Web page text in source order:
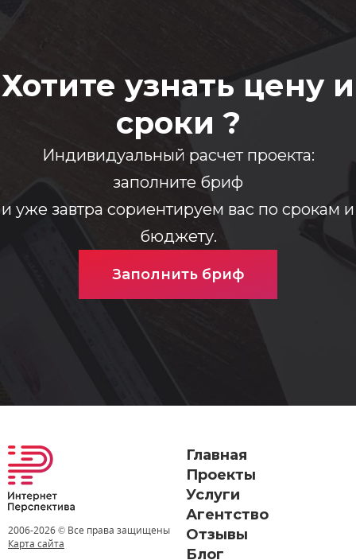
Хотите узнать цену и
сроки ?
Индивидуальный расчет проекта:
заполните бриф
и уже завтра сориентируем вас по срокам и
бюджету.
Заполнить бриф
2006-2026 © Все права защищены
Карта сайта
Главная
Проекты
Услуги
Агентство
Отзывы
Блог